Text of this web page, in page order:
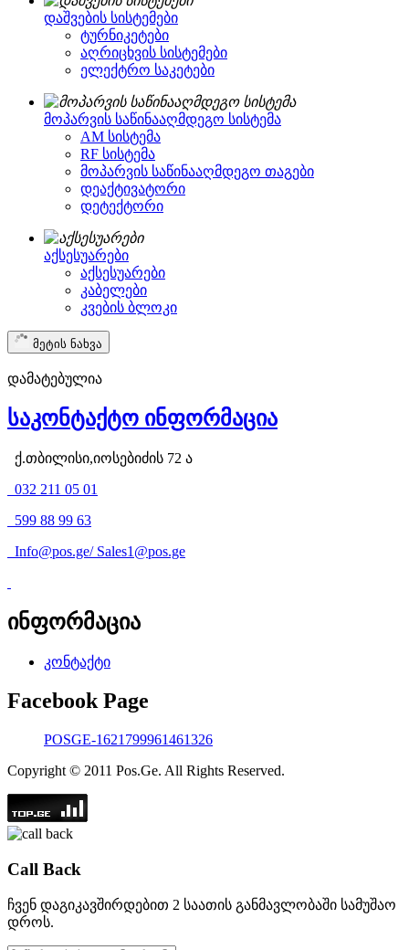
დაშვების სისტემები
ტურნიკეტები
აღრიცხვის სისტემები
ელექტრო საკეტები
მოპარვის საწინააღმდეგო სისტემა
AM სისტემა
RF სისტემა
მოპარვის საწინააღმდეგო თაგები
დეაქტივატორი
დეტექტორი
აქსესუარები
აქსესუარები
კაბელები
კვების ბლოკი
მეტის ნახვა
დამატებულია
საკონტაქტო ინფორმაცია
ქ.თბილისი,იოსებიძის 72 ა
032 211 05 01
599 88 99 63
Info@pos.ge/ Sales1@pos.ge
ინფორმაცია
კონტაქტი
Facebook Page
POSGE-1621799961461326
Copyright © 2011 Pos.Ge. All Rights Reserved.
Call Back
ჩვენ დაგიკავშირდებით 2 საათის განმავლობაში სამუშაო
დროს.